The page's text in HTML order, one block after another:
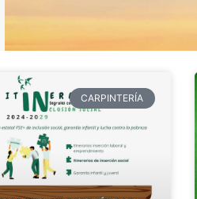
CARPINTERÍA